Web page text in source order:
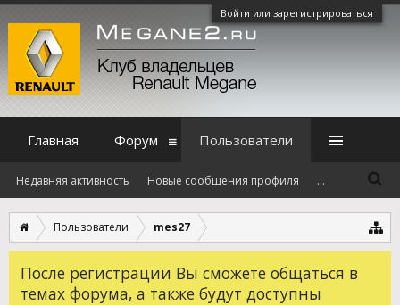
Войти или зарегистрироваться
Пользователи mes27
После регистрации Вы сможете общаться в
темах форума, а также будут доступны
Главная Форум Пользователи
Недавняя активность Новые сообщения профиля ...